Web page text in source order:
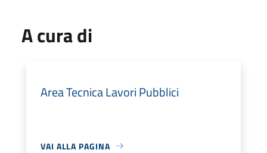
A cura di
Area Tecnica Lavori Pubblici
VAI ALLA PAGINA